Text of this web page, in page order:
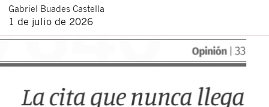
Gabriel Buades Castella
1 de julio de 2026